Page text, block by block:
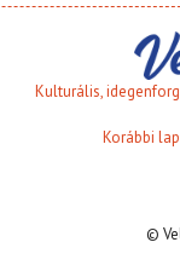
Kulturális,
Korábbi
©